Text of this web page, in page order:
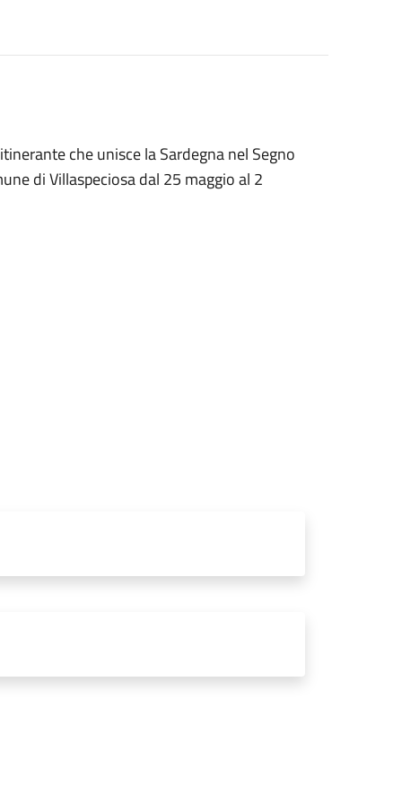
che unisce la Sardegna nel Segno
di Villaspeciosa dal 25 maggio al 2